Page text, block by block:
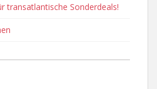
transatlantische Sonderdeals!